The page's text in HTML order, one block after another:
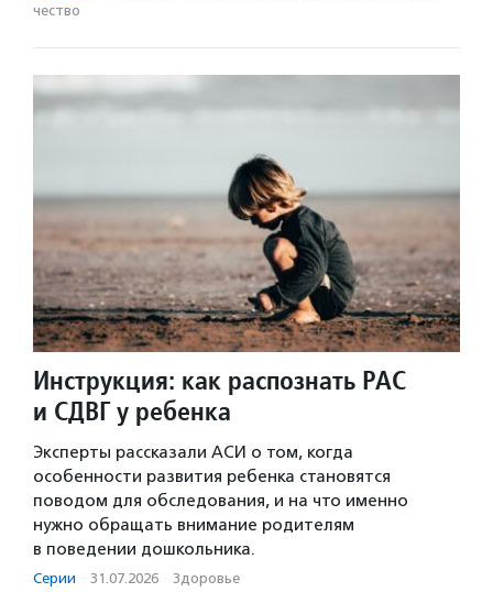
чест­во
Инструкция: как распознать РАС
и СДВГ у ребенка
Эксперты рассказали АСИ о том, когда
особенности развития ребенка становятся
поводом для обследования, и на что именно
нужно обращать внимание родителям
в поведении дошкольника.
Серии · 31.07.2026 · Здоровье